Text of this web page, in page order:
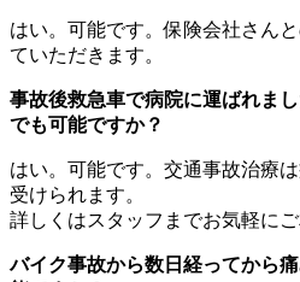
はい。可能です。保険会社さん
ていただきます。
事故後救急車で病院に運ばれま
でも可能ですか？
はい。可能です。交通事故治療
受けられます。
詳しくはスタッフまでお気軽にご
バイク事故から数日経ってから